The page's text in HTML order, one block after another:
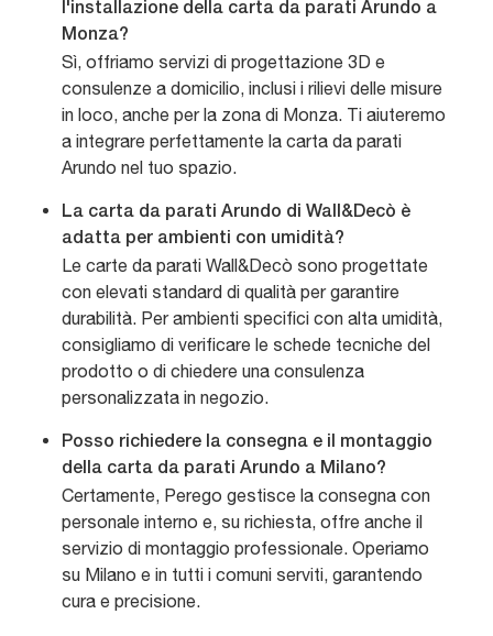
l'installazione della carta da parati Arundo a
Monza?
Sì, offriamo servizi di progettazione 3D e
consulenze a domicilio, inclusi i rilievi delle misure
in loco, anche per la zona di Monza. Ti aiuteremo
a integrare perfettamente la carta da parati
Arundo nel tuo spazio.
La carta da parati Arundo di Wall&Decò è
adatta per ambienti con umidità?
Le carte da parati Wall&Decò sono progettate
con elevati standard di qualità per garantire
durabilità. Per ambienti specifici con alta umidità,
consigliamo di verificare le schede tecniche del
prodotto o di chiedere una consulenza
personalizzata in negozio.
Posso richiedere la consegna e il montaggio
della carta da parati Arundo a Milano?
Certamente, Perego gestisce la consegna con
personale interno e, su richiesta, offre anche il
servizio di montaggio professionale. Operiamo
su Milano e in tutti i comuni serviti, garantendo
cura e precisione.